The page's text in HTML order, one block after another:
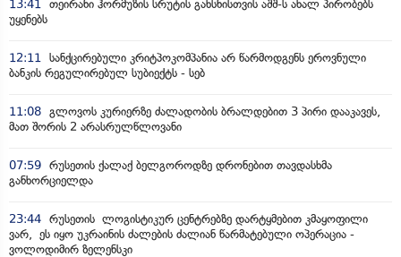
13:41
თეირანი ჰორმუზის სრუტის გახსნისთვის აშშ-ს ახალ პირობებს
უყენებს
12:11
სანქცირებული კრიტპოკომპანია არ წარმოდგენს ეროვნული
ბანკის რეგულირებულ სუბიექტს - სებ
11:08 გლოვოს კურიერზე ძალადობის ბრალდებით 3 პირი დააკავეს,
მათ შორის 2 არასრულწლოვანი
07:59 რუსეთის ქალაქ ბელგოროდზე დრონებით თავდასხმა
განხორციელდა
23:44 რუსეთის ლოგისტიკურ ცენტრებზე დარტყმებით კმაყოფილი
ვარ, ეს იყო უკრაინის ძალების ძალიან წარმატებული ოპერაცია -
ვოლოდიმირ ზელენსკი